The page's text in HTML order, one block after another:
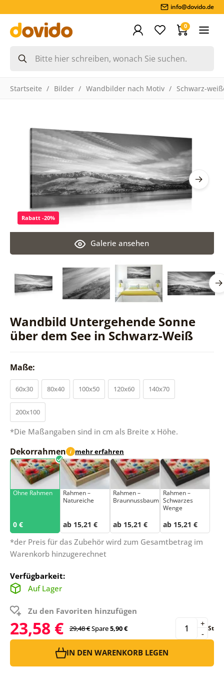
info@dovido.de
0
Startseite Bilder Wandbilder nach Motiv Schwarz-
Wandbild Untergehende Sonne
über dem See in Schwarz-Weiß
Galerie ansehen
Rabatt -20%
Maße:
60x30 80x40 100x50 120x60 140x70
200x100
*Die Maßangaben sind in cm als Breite x Höhe.
Dekorrahmen i mehr erfahren
Ohne Rahmen
0 €
Rahmen –
Natureiche
ab 15,21 €
Rahmen –
Braunnussbaum
ab 15,21 €
Rahmen –
Schwarzes
Wenge
ab 15,21 €
*der Preis für das Zubehör wird zum Gesamtbetrag im
Warenkorb hinzugerechnet
Verfügbarkeit:
Auf Lager
Zu den Favoriten hinzufügen
23,58 € 29,48 €Spare5,90 € -
+ St
IN DEN WARENKORB LEGEN